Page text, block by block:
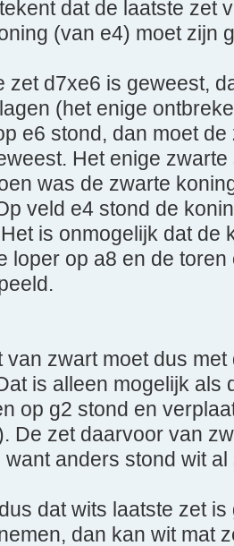
dat de laatste zet
(van e4) moet zijn
zet d7xe6 is geweest,
(het enige
e6 stond, dan moet
Het enige
was de zwarte
veld e4 stond de
is onmogelijk dat de
loper op a8 en de
van zwart moet dus
is alleen mogelijk als
op g2 stond en
De zet daarvoor van
anders stond wit
dat wits laatste zet
dan kan wit mat